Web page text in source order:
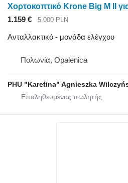
Χορτοκοπτικό Krone Big M II
1.159 €
5.000 PLN
Ανταλλακτικό - μονάδα ελέγχου
Πολωνία, Opalenica
PHU "Karetina" Agnieszka